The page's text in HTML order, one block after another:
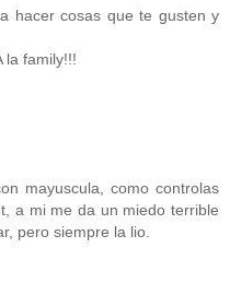
hacer cosas que te gusten y
la family!!!
mayuscula, como controlas
a mi me da un miedo terrible
pero siempre la lio.